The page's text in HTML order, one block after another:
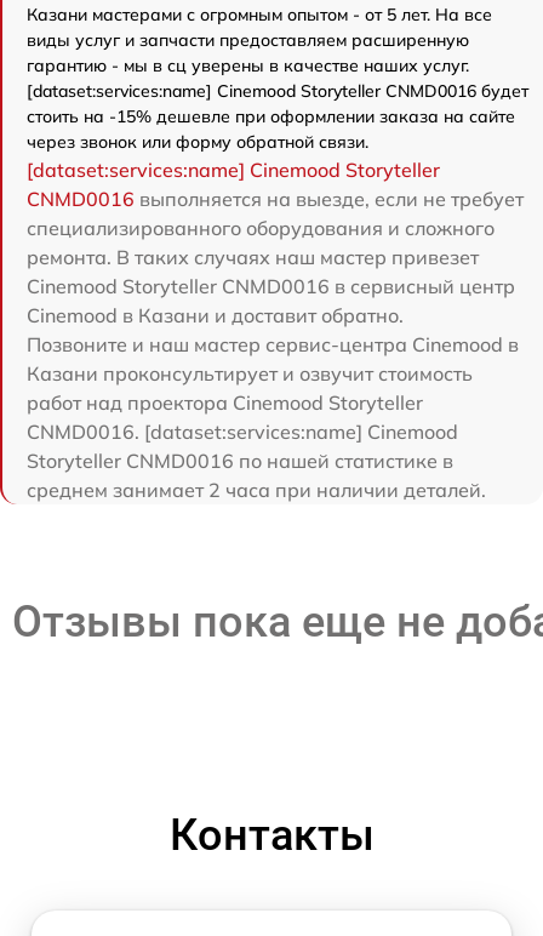
Казани мастерами с огромным опытом - от 5 лет. На все
виды услуг и запчасти предоставляем расширенную
гарантию - мы в сц уверены в качестве наших услуг.
[dataset:services:name] Cinemood Storyteller CNMD0016 будет
стоить на -15% дешевле при оформлении заказа на сайте
через звонок или форму обратной связи.
[dataset:services:name] Cinemood Storyteller
CNMD0016 выполняется на выезде, если не требует
специализированного оборудования и сложного
ремонта. В таких случаях наш мастер привезет
Cinemood Storyteller CNMD0016 в сервисный центр
Cinemood в Казани и доставит обратно.
Позвоните и наш мастер сервис-центра Cinemood в
Казани проконсультирует и озвучит стоимость
работ над проектора Cinemood Storyteller
CNMD0016. [dataset:services:name] Cinemood
Storyteller CNMD0016 по нашей статистике в
среднем занимает 2 часа при наличии деталей.
Отзывы пока еще не
Контакты